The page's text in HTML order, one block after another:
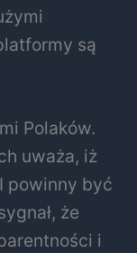
są
Polaków.
uważa, iż
powinny być
że
i